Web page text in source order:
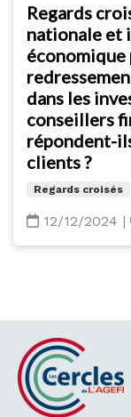
Regards
nationale et
économique
dans les
conseillers
répondent-
clients ?
Regards croisés
12/12/2024 |